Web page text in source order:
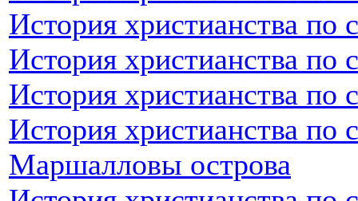
История христианства
История христианства по
История христианства
История христианства по
Маршалловы острова